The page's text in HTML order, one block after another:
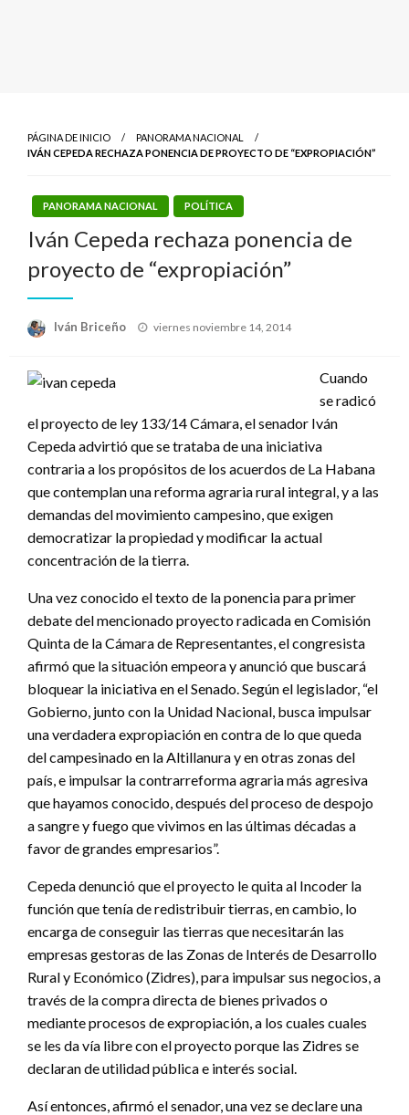
PÁGINA DE INICIO
PANORAMA NACIONAL
IVÁN CEPEDA RECHAZA PONENCIA DE PROYECTO DE “EXPROPIACIÓN”
PANORAMA NACIONAL POLÍTICA
Iván Cepeda rechaza ponencia de
proyecto de “expropiación”
Iván Briceño
Publicado
viernes noviembre 14, 2014
Cuando
se radicó
el proyecto de ley 133/14 Cámara, el senador Iván
Cepeda advirtió que se trataba de una iniciativa
contraria a los propósitos de los acuerdos de La Habana
que contemplan una reforma agraria rural integral, y a las
demandas del movimiento campesino, que exigen
democratizar la propiedad y modificar la actual
concentración de la tierra.
Una vez conocido el texto de la ponencia para primer
debate del mencionado proyecto radicada en Comisión
Quinta de la Cámara de Representantes, el congresista
afirmó que la situación empeora y anunció que buscará
bloquear la iniciativa en el Senado. Según el legislador, “el
Gobierno, junto con la Unidad Nacional, busca impulsar
una verdadera expropiación en contra de lo que queda
del campesinado en la Altillanura y en otras zonas del
país, e impulsar la contrarreforma agraria más agresiva
que hayamos conocido, después del proceso de despojo
a sangre y fuego que vivimos en las últimas décadas a
favor de grandes empresarios”.
Cepeda denunció que el proyecto le quita al Incoder la
función que tenía de redistribuir tierras, en cambio, lo
encarga de conseguir las tierras que necesitarán las
empresas gestoras de las Zonas de Interés de Desarrollo
Rural y Económico (Zidres), para impulsar sus negocios, a
través de la compra directa de bienes privados o
mediante procesos de expropiación, a los cuales cuales
se les da vía libre con el proyecto porque las Zidres se
declaran de utilidad pública e interés social.
Así entonces, afirmó el senador, una vez se declare una